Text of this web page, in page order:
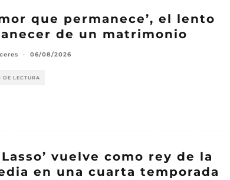
que permanece’, el lento
de un matrimonio
· 06/08/2026
DE LECTURA
Lasso’ vuelve como rey de la
en una cuarta temporada